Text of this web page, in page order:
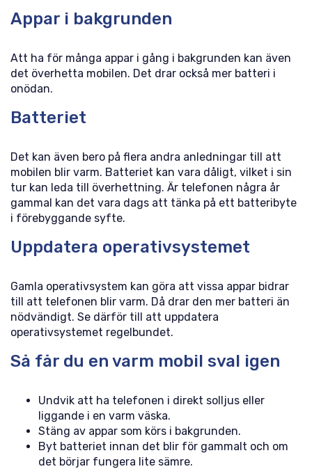
Appar i bakgrunden
Att ha för många appar i gång i bakgrunden kan även
det överhetta mobilen. Det drar också mer batteri i
onödan.
Batteriet
Det kan även bero på flera andra anledningar till att
mobilen blir varm. Batteriet kan vara dåligt, vilket i sin
tur kan leda till överhettning. Är telefonen några år
gammal kan det vara dags att tänka på ett batteribyte
i förebyggande syfte.
Uppdatera operativsystemet
Gamla operativsystem kan göra att vissa appar bidrar
till att telefonen blir varm. Då drar den mer batteri än
nödvändigt. Se därför till att uppdatera
operativsystemet regelbundet.
Så får du en varm mobil sval igen
Undvik att ha telefonen i direkt solljus eller
liggande i en varm väska.
Stäng av appar som körs i bakgrunden.
Byt batteriet innan det blir för gammalt och om
det börjar fungera lite sämre.